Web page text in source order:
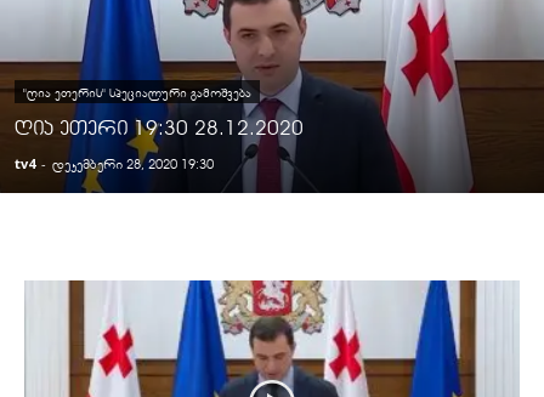
"ᲦᲘᲐ ᲔᲗᲔᲠᲘᲡ" ᲡᲞᲔᲪᲘᲐᲚᲣᲠᲘ ᲒᲐᲛᲝᲨᲕᲔᲑᲐ
ღია ეთერი 19:30 28.12.2020
tv4 - დეკემბერი 28, 2020 19:30